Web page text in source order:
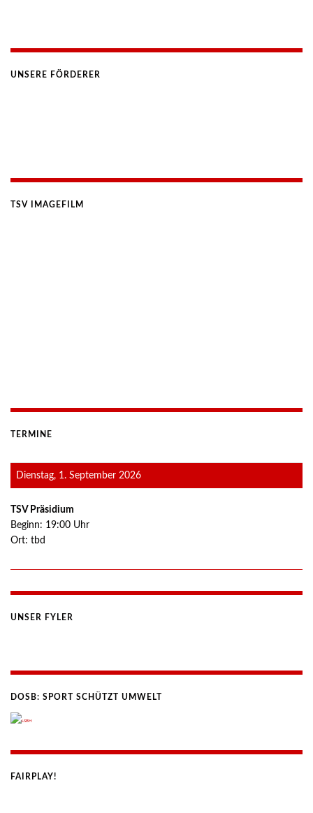
UNSERE FÖRDERER
TSV IMAGEFILM
TERMINE
Dienstag, 1. September 2026
TSV Präsidium
Beginn: 19:00 Uhr
Ort: tbd
UNSER FYLER
DOSB: SPORT SCHÜTZT UMWELT
FAIRPLAY!